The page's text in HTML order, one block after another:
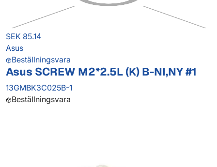
SEK 85.14
Asus
Beställningsvara
Asus SCREW M2*2.5L (K) B-NI,NY #1
13GMBK3C025B-1
Beställningsvara